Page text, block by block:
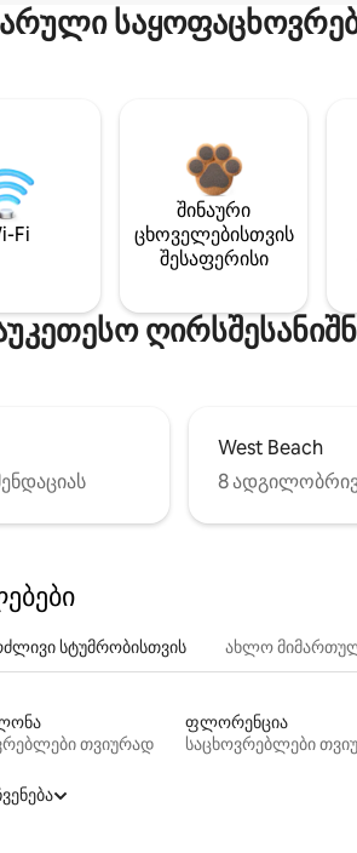
Fi
შინაური
ცხოველებისთვის
შესაფერისი
West Beach
8
სტუმრობისთვის ახლო
თვიურად
ფლორენცია
საცხოვრებლები